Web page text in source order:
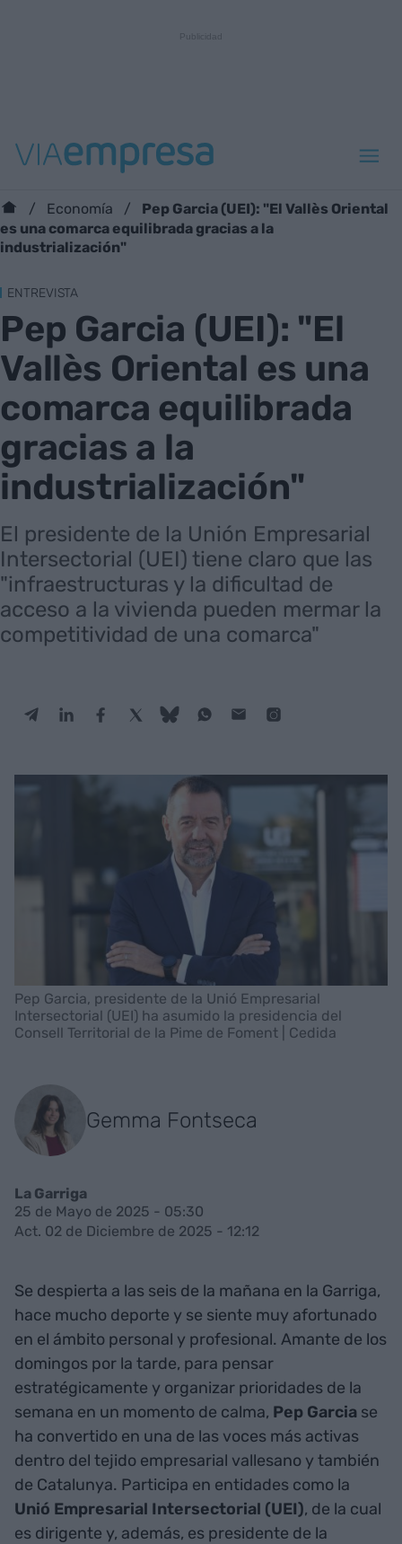
Economía
Pep Garcia (UEI): "El Vallès Oriental
es una comarca equilibrada gracias a la
industrialización"
ENTREVISTA
Pep Garcia (UEI): "El
Vallès Oriental es una
comarca equilibrada
gracias a la
industrialización"
El presidente de la Unión Empresarial
Intersectorial (UEI) tiene claro que las
"infraestructuras y la dificultad de
acceso a la vivienda pueden mermar la
competitividad de una comarca"
Pep Garcia, presidente de la Unió Empresarial
Intersectorial (UEI) ha asumido la presidencia del
Consell Territorial de la Pime de Foment | Cedida
Gemma Fontseca
La Garriga
25 de Mayo de 2025 - 05:30
Act. 02 de Diciembre de 2025 - 12:12
Se despierta a las seis de la mañana en la Garriga,
hace mucho deporte y se siente muy afortunado
en el ámbito personal y profesional. Amante de los
domingos por la tarde, para pensar
estratégicamente y organizar prioridades de la
semana en un momento de calma, Pep Garcia se
ha convertido en una de las voces más activas
dentro del tejido empresarial vallesano y también
de Catalunya. Participa en entidades como la
Unió Empresarial Intersectorial (UEI), de la cual
es dirigente y, además, es presidente de la